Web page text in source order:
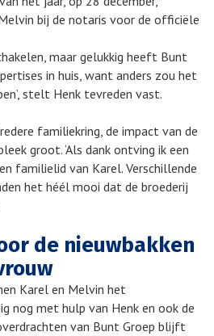
bij de notaris voor de officiële
maar gelukkig heeft Bunt
in huis, want anders zou het
stelt Henk tevreden vast.
familiekring, de impact van de
groot. ‘Als dank ontving ik een
familielid van Karel. Verschillende
het héél mooi dat de broederij
de nieuwbakken
Karel en Melvin het
nog met hulp van Henk en ook de
van Bunt Groep blijft